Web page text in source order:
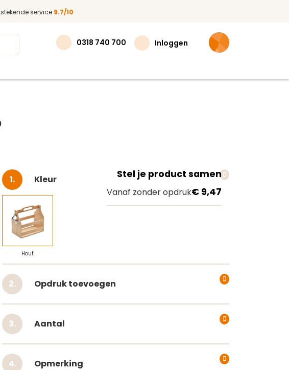
service 9.7/10
0318 740 700 Inloggen
Stel je product samen
Vanaf zonder opdruk€ 9,47
Selecteer
Kleur
Hout
Opdruk toevoegen
Aantal
Opmerking